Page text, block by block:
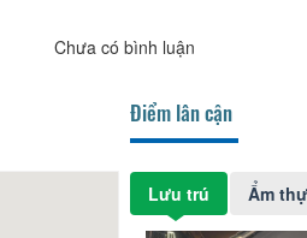
Chưa có bình luận
Điểm lân cận
Lưu trú Ẩm